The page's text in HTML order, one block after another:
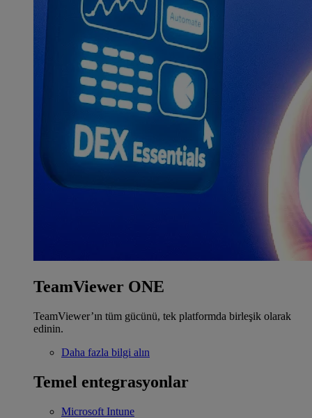
TeamViewer ONE
TeamViewer’ın tüm gücünü, tek platformda birleşik olarak
edinin.
Daha fazla bilgi alın
Temel entegrasyonlar
Microsoft Intune